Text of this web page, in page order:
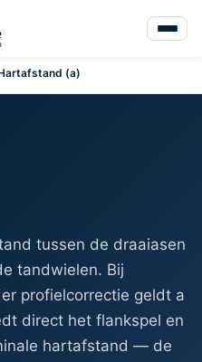
(a)
tussen de draaiasen
tandwielen. Bij
profielcorrectie geldt a
direct het flankspel en
hartafstand — de